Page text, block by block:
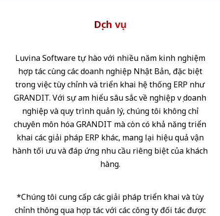
Dịch vụ
Luvina Software tự hào với nhiều năm kinh nghiệm
hợp tác cùng các doanh nghiệp Nhật Bản, đặc biệt
trong việc tùy chỉnh và triển khai hệ thống ERP như
GRANDIT. Với sự am hiểu sâu sắc về nghiệp vụ doanh
nghiệp và quy trình quản lý, chúng tôi không chỉ
chuyên môn hóa GRANDIT mà còn có khả năng triển
khai các giải pháp ERP khác, mang lại hiệu quả vận
hành tối ưu và đáp ứng nhu cầu riêng biệt của khách
hàng.
*Chúng tôi cung cấp các giải pháp triển khai và tùy
chỉnh thông qua hợp tác với các công ty đối tác được